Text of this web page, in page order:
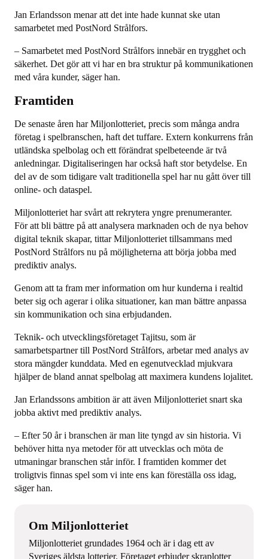
Jan Erlandsson menar att det inte hade kunnat ske utan
samarbetet med PostNord Strålfors.
– Samarbetet med PostNord Strålfors innebär en trygghet och
säkerhet. Det gör att vi har en bra struktur på kommunikationen
med våra kunder, säger han.
Framtiden
De senaste åren har Miljonlotteriet, precis som många andra
företag i spelbranschen, haft det tuffare. Extern konkurrens från
utländska spelbolag och ett förändrat spelbeteende är två
anledningar. Digitaliseringen har också haft stor betydelse. En
del av de som tidigare valt traditionella spel har nu gått över till
online- och dataspel.
Miljonlotteriet har svårt att rekrytera yngre prenumeranter.
För att bli bättre på att analysera marknaden och de nya behov
digital teknik skapar, tittar Miljonlotteriet tillsammans med
PostNord Strålfors nu på möjligheterna att börja jobba med
prediktiv analys.
Genom att ta fram mer information om hur kunderna i realtid
beter sig och agerar i olika situationer, kan man bättre anpassa
sin kommunikation och sina erbjudanden.
Teknik- och utvecklingsföretaget Tajitsu, som är
samarbetspartner till PostNord Strålfors, arbetar med analys av
stora mängder kunddata. Med en egenutvecklad mjukvara
hjälper de bland annat spelbolag att maximera kundens lojalitet.
Jan Erlandssons ambition är att även Miljonlotteriet snart ska
jobba aktivt med prediktiv analys.
– Efter 50 år i branschen är man lite tyngd av sin historia. Vi
behöver hitta nya metoder för att utvecklas och möta de
utmaningar branschen står inför. I framtiden kommer det
troligtvis finnas spel som vi inte ens kan föreställa oss idag,
säger han.
Om Miljonlotteriet
Miljonlotteriet grundades 1964 och är i dag ett av
Sveriges äldsta lotterier. Företaget erbjuder skraplotter